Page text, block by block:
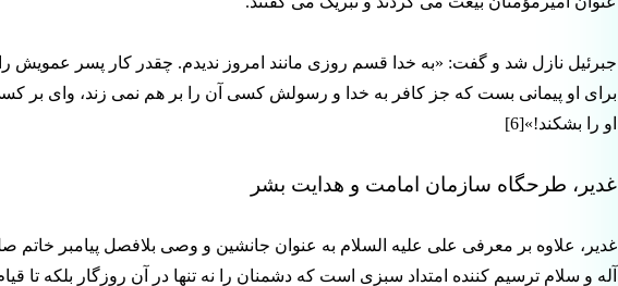
جبرئیل نازل شد و گفت: «به خدا قسم روزی مانند امروز ندیدم. چقدر کار پسر عمویش
برای او پیمانی بست که جز کافر به خدا و رسولش کسی آن را بر هم نمی زند، وای بر
او را بشکند!»[6]
غدیر، طرحگاه سازمان امامت و هدایت بشر
غدیر، علاوه بر معرفی علی علیه السلام به عنوان جانشین و وصی بلافصل پیامبر خاتم
آله و سلام ترسیم کننده امتداد سبزی است که دشمنان را نه تنها در آن روزگار بلکه تا